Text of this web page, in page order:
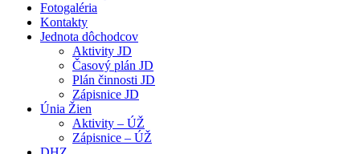
Fotogaléria
Kontakty
Jednota dôchodcov
Aktivity JD
Časový plán JD
Plán činnosti JD
Zápisnice JD
Únia Žien
Aktivity – ÚŽ
Zápisnice – ÚŽ